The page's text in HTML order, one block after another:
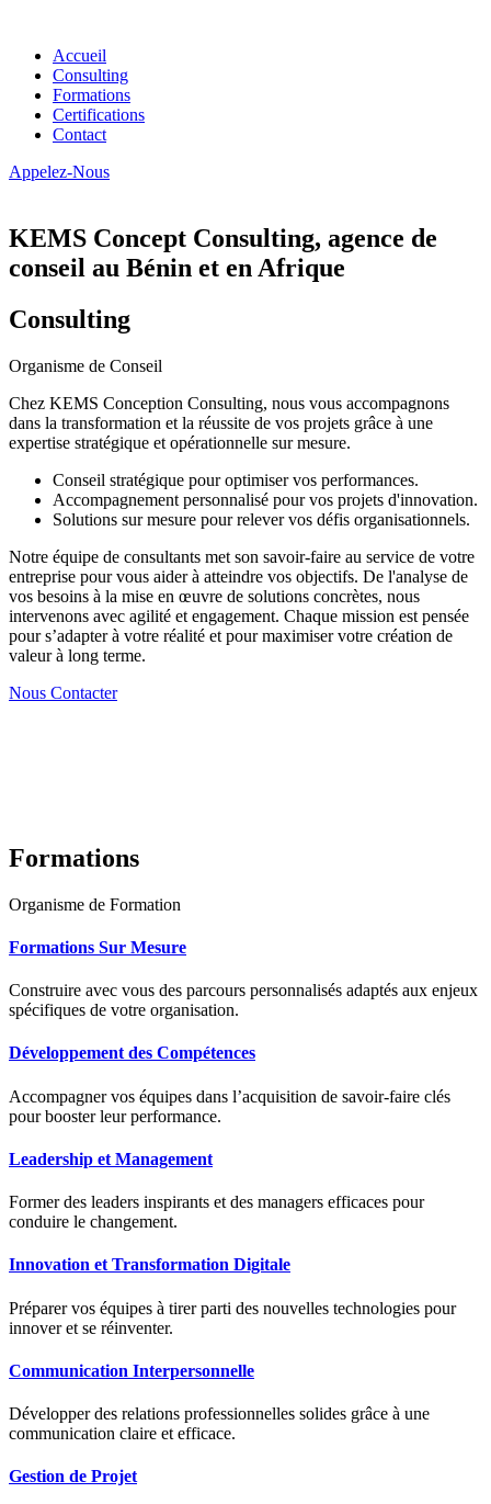
Accueil
Consulting
Formations
Certifications
Contact
Appelez-Nous
KEMS Concept Consulting, agence de
conseil au Bénin et en Afrique
Consulting
Organisme de Conseil
Chez KEMS Conception Consulting, nous vous accompagnons
dans la transformation et la réussite de vos projets grâce à une
expertise stratégique et opérationnelle sur mesure.
Conseil stratégique pour optimiser vos performances.
Accompagnement personnalisé pour vos projets d'innovation.
Solutions sur mesure pour relever vos défis organisationnels.
Notre équipe de consultants met son savoir-faire au service de votre
entreprise pour vous aider à atteindre vos objectifs. De l'analyse de
vos besoins à la mise en œuvre de solutions concrètes, nous
intervenons avec agilité et engagement. Chaque mission est pensée
pour s’adapter à votre réalité et pour maximiser votre création de
valeur à long terme.
Nous Contacter
Formations
Organisme de Formation
Formations Sur Mesure
Construire avec vous des parcours personnalisés adaptés aux enjeux
spécifiques de votre organisation.
Développement des Compétences
Accompagner vos équipes dans l’acquisition de savoir-faire clés
pour booster leur performance.
Leadership et Management
Former des leaders inspirants et des managers efficaces pour
conduire le changement.
Innovation et Transformation Digitale
Préparer vos équipes à tirer parti des nouvelles technologies pour
innover et se réinventer.
Communication Interpersonnelle
Développer des relations professionnelles solides grâce à une
communication claire et efficace.
Gestion de Projet